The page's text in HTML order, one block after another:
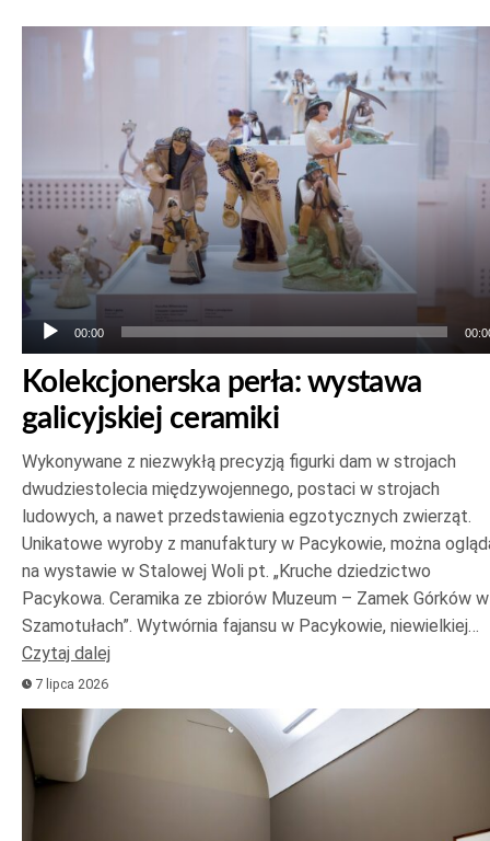
Odtwarzacz
00:00
Kolekcjonerska perła: wystawa
galicyjskiej ceramiki
Wykonywane z niezwykłą precyzją figurki dam w strojach
dwudziestolecia międzywojennego, postaci w strojach
ludowych, a nawet przedstawienia egzotycznych zwierząt.
Unikatowe wyroby z manufaktury w Pacykowie, można
na wystawie w Stalowej Woli pt. „Kruche dziedzictwo
Pacykowa. Ceramika ze zbiorów Muzeum – Zamek Górków w
Szamotułach”. Wytwórnia fajansu w Pacykowie, niewielkiej…
Czytaj dalej
7 lipca 2026
Odtwarzacz
plików
dźwiękowych